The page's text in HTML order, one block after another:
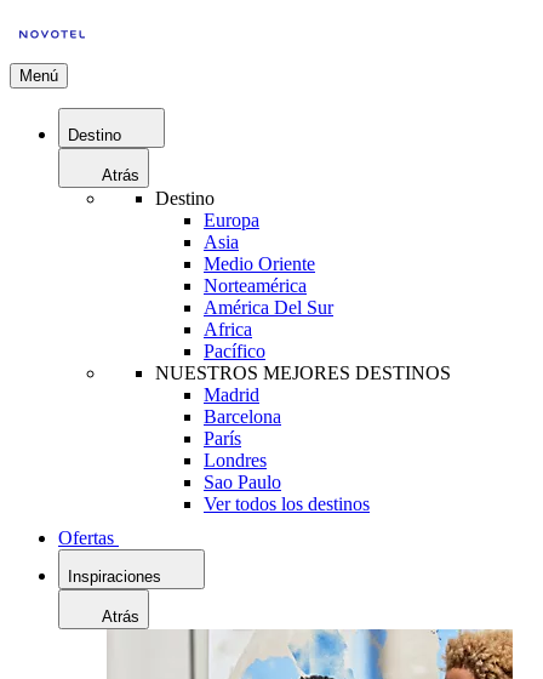
Menú
Destino
Atrás
Destino
Europa
Asia
Medio Oriente
Norteamérica
América Del Sur
Africa
Pacífico
NUESTROS MEJORES DESTINOS
Madrid
Barcelona
París
Londres
Sao Paulo
Ver todos los destinos
Ofertas
Inspiraciones
Atrás